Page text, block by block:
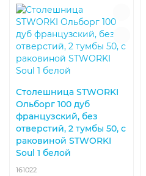
Столешница STWORKI
Ольборг 100 дуб
французский, без
отверстий, 2 тумбы 50, с
раковиной STWORKI
Soul 1 белой
161022